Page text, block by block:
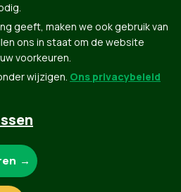
Privacybeleid
geeft, maken we ook gebruik van
ons in staat om de website
voorkeuren.
wijzigen. Ons privacybeleid